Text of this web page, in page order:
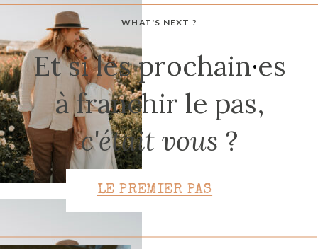
WHAT'S NEXT ?
Et si les prochain·es
à franchir le pas,
c'était vous ?
LE PREMIER PAS
CONTACT